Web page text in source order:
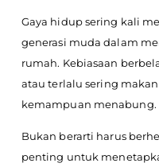
Gaya hidup sering kali
generasi muda dalam
rumah. Kebiasaan
atau terlalu sering
kemampuan menabung.
Bukan berarti harus
penting untuk